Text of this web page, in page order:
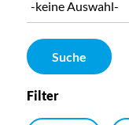
Suche
Filter